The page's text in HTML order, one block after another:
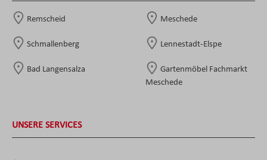
Remscheid Meschede
Schmallenberg Lennestadt-Elspe
Bad Langensalza
Gartenmöbel Fachmarkt
Meschede
UNSERE SERVICES